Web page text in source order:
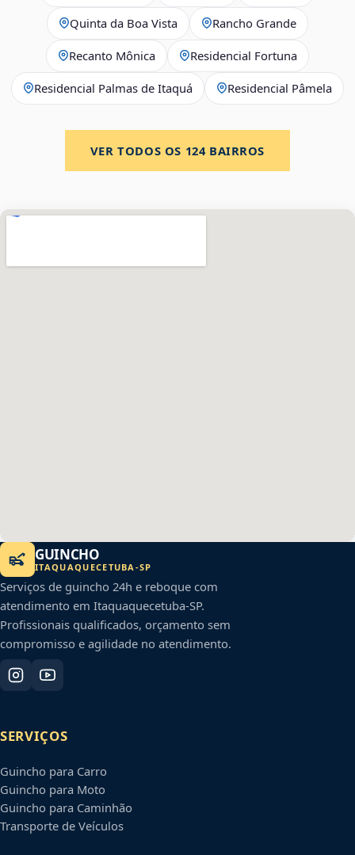
Quinta da Boa Vista Rancho Grande
Recanto Mônica Residencial Fortuna
Residencial Palmas de Itaquá Residencial Pâmela
VER TODOS OS 124BAIRROS
GUINCHO
ITAQUAQUECETUBA -SP
Serviços de guincho 24h e reboque com
atendimento em Itaquaquecetuba-SP.
Profissionais qualificados, orçamento sem
compromisso e agilidade no atendimento.
SERVIÇOS
Guincho para Carro
Guincho para Moto
Guincho para Caminhão
Transporte de Veículos